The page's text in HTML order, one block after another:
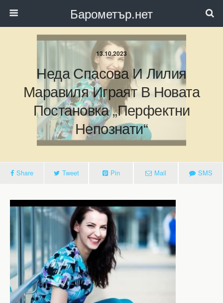
Барометър.нет
13.10.2023
Неда Спасова И Лилия
Маравиля Играят В Новата
Постановка „Перфектни
Непознати“
Share Tweet Pin Mail SMS